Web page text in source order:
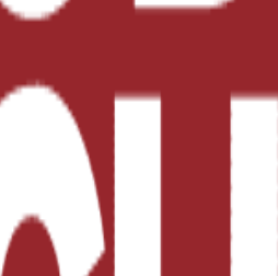
talleres de educación en
años.
de manera integral.
paso hacia delante y
y replicado en otras